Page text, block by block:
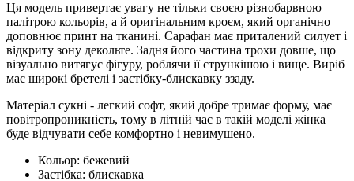
Ця модель привертає увагу не тільки своєю різнобарвною
палітрою кольорів, а й оригінальним кроєм, який органічно
доповнює принт на тканині. Сарафан має приталений силует і
відкриту зону декольте. Задня його частина трохи довше, що
візуально витягує фігуру, роблячи її стрункішою і вище. Виріб
має широкі бретелі і застібку-блискавку ззаду.
Матеріал сукні - легкий софт, який добре тримає форму, має
повітропроникність, тому в літній час в такій моделі жінка
буде відчувати себе комфортно і невимушено.
Кольор: бежевий
Застібка: блискавка